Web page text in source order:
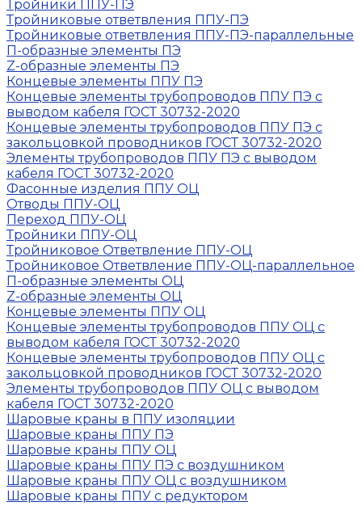
Тройники ППУ-ПЭ
Тройниковые ответвления ППУ-ПЭ
Тройниковые ответвления ППУ-ПЭ-параллельные
П-образные элементы ПЭ
Z-образные элементы ПЭ
Концевые элементы ППУ ПЭ
Концевые элементы трубопроводов ППУ ПЭ с
выводом кабеля ГОСТ 30732-2020
Концевые элементы трубопроводов ППУ ПЭ с
закольцовкой проводников ГОСТ 30732-2020
Элементы трубопроводов ППУ ПЭ с выводом
кабеля ГОСТ 30732-2020
Фасонные изделия ППУ ОЦ
Отводы ППУ-ОЦ
Переход ППУ-ОЦ
Тройники ППУ-ОЦ
Тройниковое Ответвление ППУ-ОЦ
Тройниковое Ответвление ППУ-ОЦ-параллельное
П-образные элементы ОЦ
Z-образные элементы ОЦ
Концевые элементы ППУ ОЦ
Концевые элементы трубопроводов ППУ ОЦ с
выводом кабеля ГОСТ 30732-2020
Концевые элементы трубопроводов ППУ ОЦ с
закольцовкой проводников ГОСТ 30732-2020
Элементы трубопроводов ППУ ОЦ с выводом
кабеля ГОСТ 30732-2020
Шаровые краны в ППУ изоляции
Шаровые краны ППУ ПЭ
Шаровые краны ППУ ОЦ
Шаровые краны ППУ ПЭ с воздушником
Шаровые краны ППУ ОЦ с воздушником
Шаровые краны ППУ с редуктором